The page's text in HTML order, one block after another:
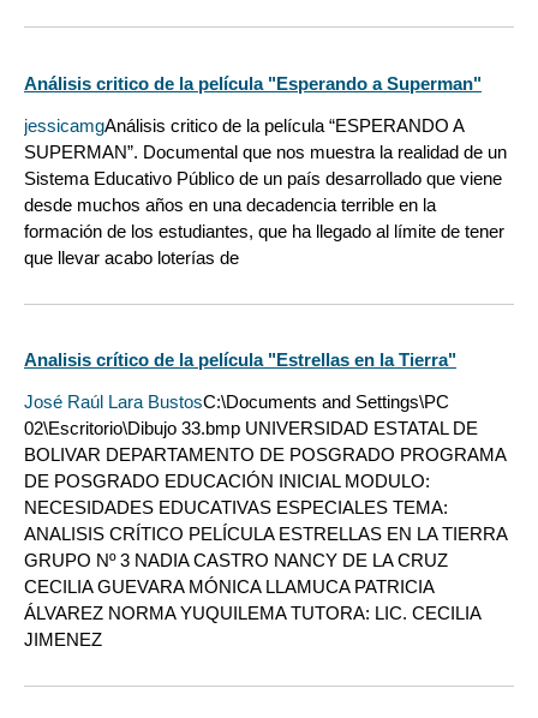
Análisis critico de la película "Esperando a Superman"
jessicamgAnálisis critico de la película “ESPERANDO A
SUPERMAN”. Documental que nos muestra la realidad de un
Sistema Educativo Público de un país desarrollado que viene
desde muchos años en una decadencia terrible en la
formación de los estudiantes, que ha llegado al límite de tener
que llevar acabo loterías de
Analisis crítico de la película "Estrellas en la Tierra"
José Raúl Lara BustosC:\Documents and Settings\PC
02\Escritorio\Dibujo 33.bmp UNIVERSIDAD ESTATAL DE
BOLIVAR DEPARTAMENTO DE POSGRADO PROGRAMA
DE POSGRADO EDUCACIÓN INICIAL MODULO:
NECESIDADES EDUCATIVAS ESPECIALES TEMA:
ANALISIS CRÍTICO PELÍCULA ESTRELLAS EN LA TIERRA
GRUPO Nº 3 NADIA CASTRO NANCY DE LA CRUZ
CECILIA GUEVARA MÓNICA LLAMUCA PATRICIA
ÁLVAREZ NORMA YUQUILEMA TUTORA: LIC. CECILIA
JIMENEZ